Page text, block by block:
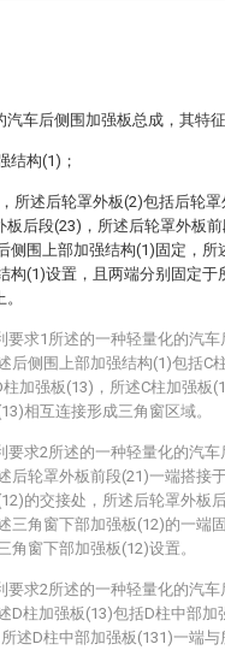
汽车后侧围加强板总成，其特
结构(1)；
所述后轮罩外板(2)包括后轮
板后段(23)，所述后轮罩外板
侧围上部加强结构(1)固定，
构(1)设置，且两端分别固定
要求1所述的一种轻量化的汽
后侧围上部加强结构(1)包括C
柱加强板(13)，所述C柱加强板
相互连接形成三角窗区域。
要求2所述的一种轻量化的汽
后轮罩外板前段(21)一端搭接
的交接处，所述后轮罩外板
三角窗下部加强板(12)的一端
角窗下部加强板(12)设置。
要求2所述的一种轻量化的汽
D柱加强板(13)包括D柱中部加
述D柱中部加强板(131)一端